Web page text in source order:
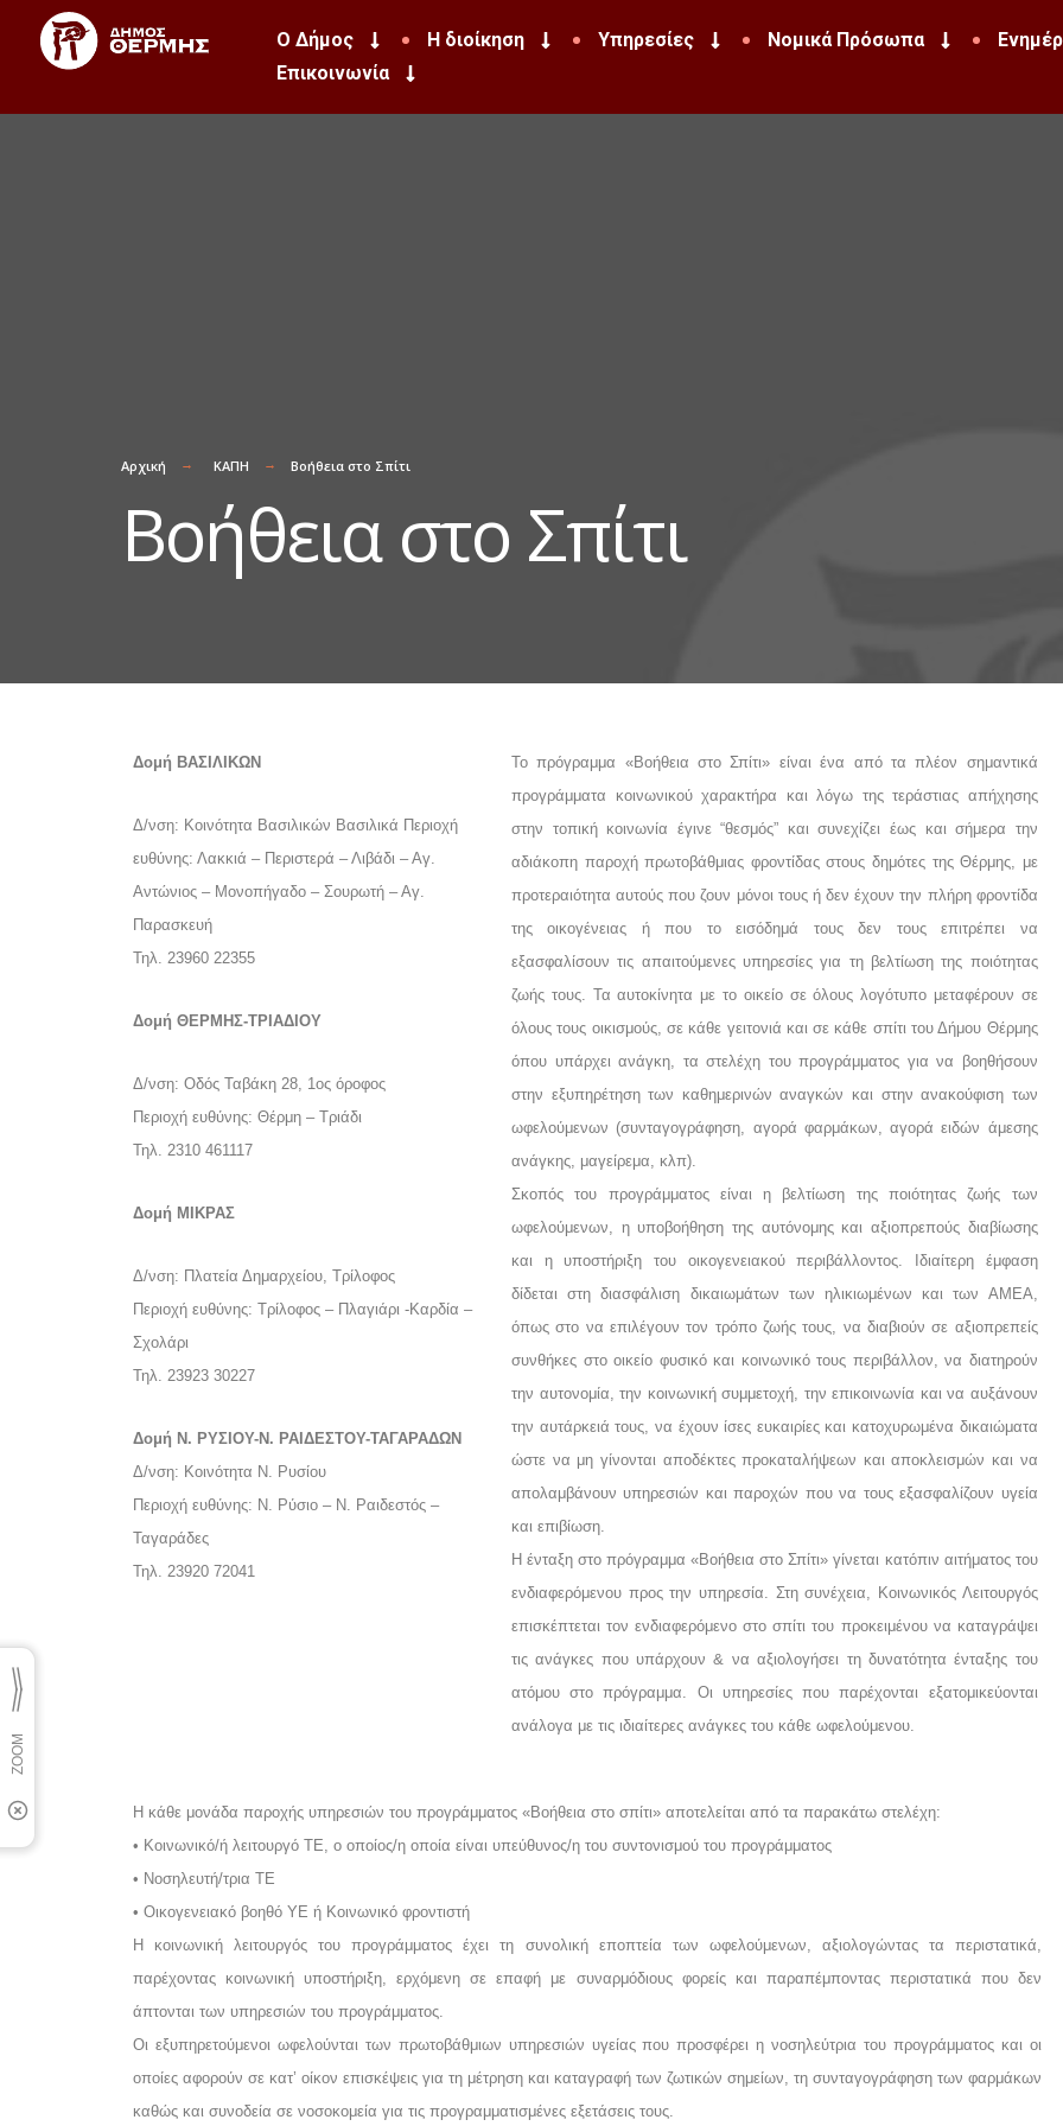
Ο Δήμος Η διοίκηση Υπηρεσίες Νομικά Πρόσωπα
Επικοινωνία
Αρχική ΚΑΠΗ Βοήθεια στο Σπίτι
Βοήθεια στο Σπίτι
Δομή ΒΑΣΙΛΙΚΩΝ
Δ/νση: Κοινότητα Βασιλικών Βασιλικά Περιοχή
ευθύνης: Λακκιά – Περιστερά – Λιβάδι – Αγ.
Αντώνιος – Μονοπήγαδο – Σουρωτή – Αγ.
Παρασκευή
Τηλ. 23960 22355
Δομή ΘΕΡΜΗΣ-ΤΡΙΑΔΙΟΥ
Δ/νση: Οδός Ταβάκη 28, 1ος όροφος
Περιοχή ευθύνης: Θέρμη – Τριάδι
Τηλ. 2310 461117
Δομή ΜΙΚΡΑΣ
Δ/νση: Πλατεία Δημαρχείου, Τρίλοφος
Περιοχή ευθύνης: Τρίλοφος – Πλαγιάρι -Καρδία –
Σχολάρι
Τηλ. 23923 30227
Δομή Ν. ΡΥΣΙΟΥ-Ν. ΡΑΙΔΕΣΤΟΥ-ΤΑΓΑΡΑΔΩΝ
Δ/νση: Κοινότητα Ν. Ρυσίου
Περιοχή ευθύνης: Ν. Ρύσιο – Ν. Ραιδεστός –
Ταγαράδες
Τηλ. 23920 72041
Το πρόγραμμα «Βοήθεια στο Σπίτι» είναι ένα από τα πλέον σημαντικά
προγράμματα κοινωνικού χαρακτήρα και λόγω της τεράστιας απήχησης
στην τοπική κοινωνία έγινε “θεσμός” και συνεχίζει έως και σήμερα την
αδιάκοπη παροχή πρωτοβάθμιας φροντίδας στους δημότες της Θέρμης, με
προτεραιότητα αυτούς που ζουν μόνοι τους ή δεν έχουν την πλήρη φροντίδα
της οικογένειας ή που το εισόδημά τους δεν τους επιτρέπει να
εξασφαλίσουν τις απαιτούμενες υπηρεσίες για τη βελτίωση της ποιότητας
ζωής τους. Τα αυτοκίνητα με το οικείο σε όλους λογότυπο μεταφέρουν σε
όλους τους οικισμούς, σε κάθε γειτονιά και σε κάθε σπίτι του Δήμου Θέρμης
όπου υπάρχει ανάγκη, τα στελέχη του προγράμματος για να βοηθήσουν
στην εξυπηρέτηση των καθημερινών αναγκών και στην ανακούφιση των
ωφελούμενων (συνταγογράφηση, αγορά φαρμάκων, αγορά ειδών άμεσης
ανάγκης, μαγείρεμα, κλπ).
Σκοπός του προγράμματος είναι η βελτίωση της ποιότητας ζωής των
ωφελούμενων, η υποβοήθηση της αυτόνομης και αξιοπρεπούς διαβίωσης
και η υποστήριξη του οικογενειακού περιβάλλοντος. Ιδιαίτερη έμφαση
δίδεται στη διασφάλιση δικαιωμάτων των ηλικιωμένων και των ΑΜΕΑ,
όπως στο να επιλέγουν τον τρόπο ζωής τους, να διαβιούν σε αξιοπρεπείς
συνθήκες στο οικείο φυσικό και κοινωνικό τους περιβάλλον, να διατηρούν
την αυτονομία, την κοινωνική συμμετοχή, την επικοινωνία και να αυξάνουν
την αυτάρκειά τους, να έχουν ίσες ευκαιρίες και κατοχυρωμένα δικαιώματα
ώστε να μη γίνονται αποδέκτες προκαταλήψεων και αποκλεισμών και να
απολαμβάνουν υπηρεσιών και παροχών που να τους εξασφαλίζουν υγεία
και επιβίωση.
Η ένταξη στο πρόγραμμα «Βοήθεια στο Σπίτι» γίνεται κατόπιν αιτήματος του
ενδιαφερόμενου προς την υπηρεσία. Στη συνέχεια, Κοινωνικός Λειτουργός
επισκέπτεται τον ενδιαφερόμενο στο σπίτι του προκειμένου να καταγράψει
τις ανάγκες που υπάρχουν & να αξιολογήσει τη δυνατότητα ένταξης του
ατόμου στο πρόγραμμα. Οι υπηρεσίες που παρέχονται εξατομικεύονται
ανάλογα με τις ιδιαίτερες ανάγκες του κάθε ωφελούμενου.
Η κάθε μονάδα παροχής υπηρεσιών του προγράμματος «Βοήθεια στο σπίτι» αποτελείται από τα παρακάτω στελέχη:
• Κοινωνικό/ή λειτουργό ΤΕ, ο οποίος/η οποία είναι υπεύθυνος/η του συντονισμού του προγράμματος
• Νοσηλευτή/τρια ΤΕ
• Οικογενειακό βοηθό ΥΕ ή Κοινωνικό φροντιστή
Η κοινωνική λειτουργός του προγράμματος έχει τη συνολική εποπτεία των ωφελούμενων, αξιολογώντας τα περιστατικά,
παρέχοντας κοινωνική υποστήριξη, ερχόμενη σε επαφή με συναρμόδιους φορείς και παραπέμποντας περιστατικά που δεν
άπτονται των υπηρεσιών του προγράμματος.
Οι εξυπηρετούμενοι ωφελούνται των πρωτοβάθμιων υπηρεσιών υγείας που προσφέρει η νοσηλεύτρια του προγράμματος και οι
οποίες αφορούν σε κατ’ οίκον επισκέψεις για τη μέτρηση και καταγραφή των ζωτικών σημείων, τη συνταγογράφηση των φαρμάκων
καθώς και συνοδεία σε νοσοκομεία για τις προγραμματισμένες εξετάσεις τους.